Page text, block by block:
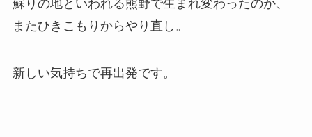
蘇りの地といわれる熊野で生まれ変わったのか、
またひきこもりからやり直し。
新しい気持ちで再出発です。